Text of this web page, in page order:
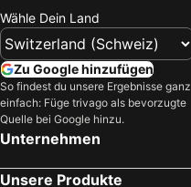
Wähle Dein Land
Zu Google hinzufügen
So findest du unsere Ergebnisse ganz
einfach: Füge trivago als bevorzugte
Quelle bei Google hinzu.
Unternehmen
Unsere Produkte